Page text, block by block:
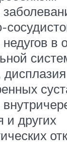
в
и других